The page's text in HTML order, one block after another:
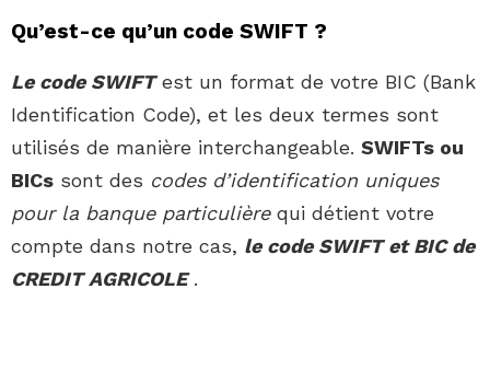
Qu’est-ce qu’un code SWIFT ?
Le code SWIFTest un format de votre BIC (Bank
Identification Code), et les deux termes sont
utilisés de manière interchangeable. SWIFTs ou
BICs sont des codes d’identification uniques
pour la banque particulière qui détient votre
compte dans notre cas, le code SWIFT et BIC de
CREDIT AGRICOLE.